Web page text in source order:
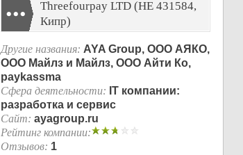
Threefourpay LTD (ΗΕ 431584,
Кипр)
Другие названия: AYA Group, ООО АЯКО,
ООО Майлз и Майлз, ООО Айти Ко,
paykassma
Сфера деятельности: IT компании:
разработка и сервис
Сайт: ayagroup.ru
Рейтинг компании:
Отзывов: 1